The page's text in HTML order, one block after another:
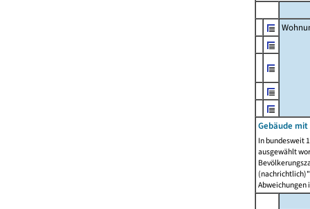
Gebäude
In bundesweit
ausgewählt
Abweichungen